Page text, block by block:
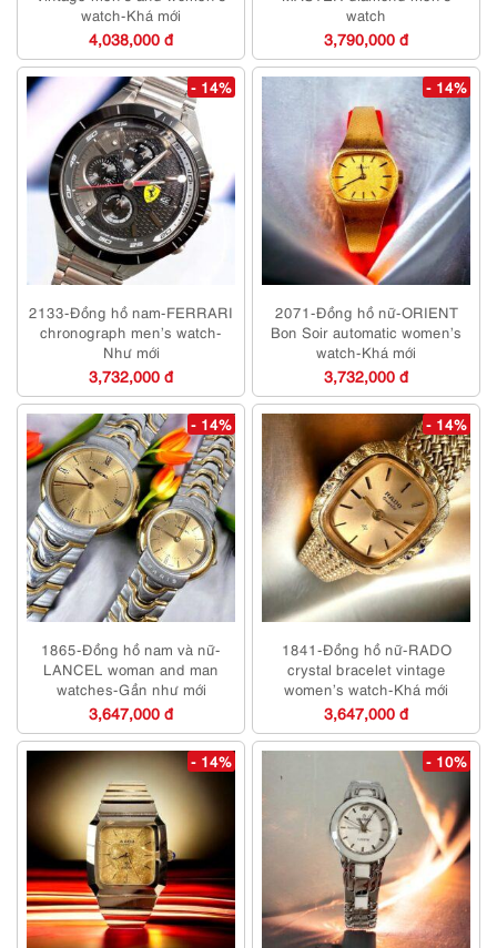
watch-Khá mới
4,038,000 đ
watch
3,790,000 đ
- 14%
2133-Đồng hồ nam-FERRARI
chronograph men’s watch-
Như mới
3,732,000 đ
- 14%
2071-Đồng hồ nữ-ORIENT
Bon Soir automatic women’s
watch-Khá mới
3,732,000 đ
- 14%
1865-Đồng hồ nam và nữ-
LANCEL woman and man
watches-Gần như mới
3,647,000 đ
- 14%
1841-Đồng hồ nữ-RADO
crystal bracelet vintage
women’s watch-Khá mới
3,647,000 đ
- 14% - 10%